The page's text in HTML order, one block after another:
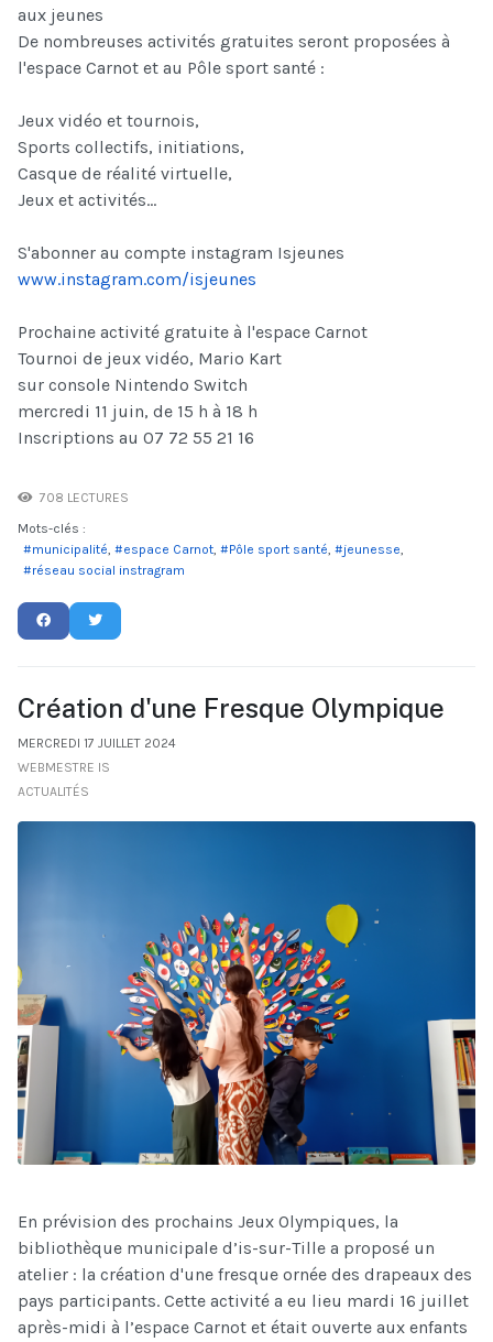
aux jeunes
De nombreuses activités gratuites seront proposées à
l'espace Carnot et au Pôle sport santé :
Jeux vidéo et tournois,
Sports collectifs, initiations,
Casque de réalité virtuelle,
Jeux et activités...
S'abonner au compte instagram Isjeunes
www.instagram.com/isjeunes
Prochaine activité gratuite à l'espace Carnot
Tournoi de jeux vidéo, Mario Kart
sur console Nintendo Switch
mercredi 11 juin, de 15 h à 18 h
Inscriptions au 07 72 55 21 16
708 LECTURES
Mots-clés :
municipalité
espace Carnot Pôle sport santé
jeunesse
réseau social instragram
Création d'une Fresque Olympique
MERCREDI 17 JUILLET 2024
WEBMESTRE IS
ACTUALITÉS
En prévision des prochains Jeux Olympiques, la
bibliothèque municipale d’is-sur-Tille a proposé un
atelier : la création d'une fresque ornée des drapeaux des
pays participants. Cette activité a eu lieu mardi 16 juillet
après-midi à l’espace Carnot et était ouverte aux enfants